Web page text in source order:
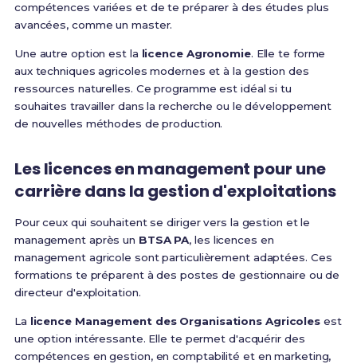
compétences variées et de te préparer à des études plus
avancées, comme un master.
Une autre option est la licence Agronomie. Elle te forme
aux techniques agricoles modernes et à la gestion des
ressources naturelles. Ce programme est idéal si tu
souhaites travailler dans la recherche ou le développement
de nouvelles méthodes de production.
Les licences en management pour une
carrière dans la gestion d'exploitations
Pour ceux qui souhaitent se diriger vers la gestion et le
management après un BTSA PA, les licences en
management agricole sont particulièrement adaptées. Ces
formations te préparent à des postes de gestionnaire ou de
directeur d'exploitation.
La licence Management des Organisations Agricoles est
une option intéressante. Elle te permet d'acquérir des
compétences en gestion, en comptabilité et en marketing,